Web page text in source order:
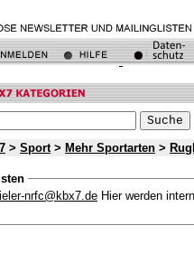
> Sport> Mehr Sportarten >
nrfc@kbx7.de Hier werden